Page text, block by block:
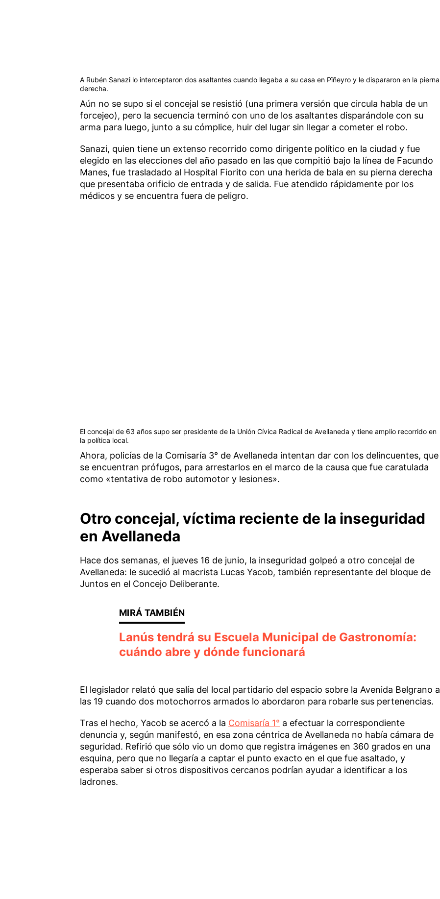
A Rubén Sanazi lo interceptaron dos asaltantes cuando llegaba a su casa en Pïñeyro y le dispararon en la pierna
derecha.
Aún no se supo si el concejal se resistió (una primera versión que circula habla de un
forcejeo), pero la secuencia terminó con uno de los asaltantes disparándole con su
arma para luego, junto a su cómplice, huir del lugar sin llegar a cometer el robo.
Sanazi, quien tiene un extenso recorrido como dirigente político en la ciudad y fue
elegido en las elecciones del año pasado en las que compitió bajo la línea de Facundo
Manes, fue trasladado al Hospital Fiorito con una herida de bala en su pierna derecha
que presentaba orificio de entrada y de salida. Fue atendido rápidamente por los
médicos y se encuentra fuera de peligro.
El concejal de 63 años supo ser presidente de la Unión Cívica Radical de Avellaneda y tiene amplio recorrido en
la política local.
Ahora, policías de la Comisaría 3° de Avellaneda intentan dar con los delincuentes, que
se encuentran prófugos, para arrestarlos en el marco de la causa que fue caratulada
como «tentativa de robo automotor y lesiones».
Otro concejal, víctima reciente de la inseguridad
en Avellaneda
Hace dos semanas, el jueves 16 de junio, la inseguridad golpeó a otro concejal de
Avellaneda: le sucedió al macrista Lucas Yacob, también representante del bloque de
Juntos en el Concejo Deliberante.
Lanús tendrá su Escuela Municipal de Gastronomía:
cuándo abre y dónde funcionará
El legislador relató que salía del local partidario del espacio sobre la Avenida Belgrano a
las 19 cuando dos motochorros armados lo abordaron para robarle sus pertenencias.
Tras el hecho, Yacob se acercó a la Comisaría 1° a efectuar la correspondiente
denuncia y, según manifestó, en esa zona céntrica de Avellaneda no había cámara de
seguridad. Refirió que sólo vio un domo que registra imágenes en 360 grados en una
esquina, pero que no llegaría a captar el punto exacto en el que fue asaltado, y
esperaba saber si otros dispositivos cercanos podrían ayudar a identificar a los
ladrones.